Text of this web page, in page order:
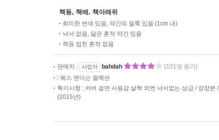
책등, 책배, 책아래위
희미한 변색 있음, 약간의 얼룩 있음 (1cm 내)
낙서 없음, 닳은 흔적 약간 있음
책등 접힌 흔적 없음
판매자 : 사업자 bahdah
(101명 평가)
: 웨스 앤더슨 컬렉션
특이사항 : 커버 겉면 사용감 살짝 외엔 낙서없는 상급 / 양장
(2015년)